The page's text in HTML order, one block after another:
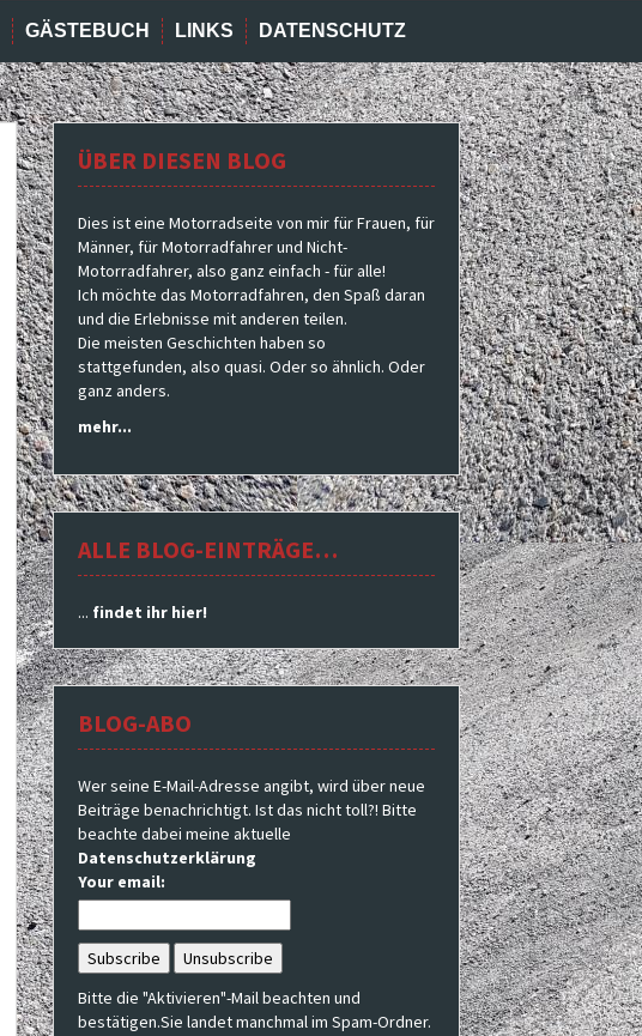
GÄSTEBUCH LINKS DATENSCHUTZ
ÜBER DIESEN BLOG
Dies ist eine Motorradseite von mir für Frauen, für
Männer, für Motorradfahrer und Nicht-
Motorradfahrer, also ganz einfach - für alle!
Ich möchte das Motorradfahren, den Spaß daran
und die Erlebnisse mit anderen teilen.
Die meisten Geschichten haben so
stattgefunden, also quasi. Oder so ähnlich. Oder
ganz anders.
mehr...
ALLE BLOG-EINTRÄGE…
... findet ihr hier!
BLOG-ABO
Wer seine E-Mail-Adresse angibt, wird über neue
Beiträge benachrichtigt. Ist das nicht toll?! Bitte
beachte dabei meine aktuelle
Datenschutzerklärung
Your email:
Bitte die "Aktivieren"-Mail beachten und
bestätigen.Sie landet manchmal im Spam-Ordner.